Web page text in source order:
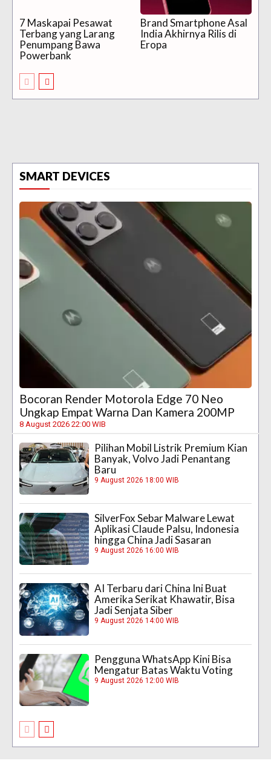
7 Maskapai Pesawat
Terbang yang Larang
Penumpang Bawa
Powerbank
Brand Smartphone Asal
India Akhirnya Rilis di
Eropa
SMART DEVICES
Bocoran Render Motorola Edge 70 Neo
Ungkap Empat Warna Dan Kamera 200MP
8 August 2026 22:00 WIB
Pilihan Mobil Listrik Premium Kian
Banyak, Volvo Jadi Penantang
Baru
9 August 2026 18:00 WIB
SilverFox Sebar Malware Lewat
Aplikasi Claude Palsu, Indonesia
hingga China Jadi Sasaran
9 August 2026 16:00 WIB
AI Terbaru dari China Ini Buat
Amerika Serikat Khawatir, Bisa
Jadi Senjata Siber
9 August 2026 14:00 WIB
Pengguna WhatsApp Kini Bisa
Mengatur Batas Waktu Voting
9 August 2026 12:00 WIB